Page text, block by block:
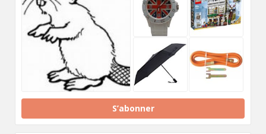
S’abonner